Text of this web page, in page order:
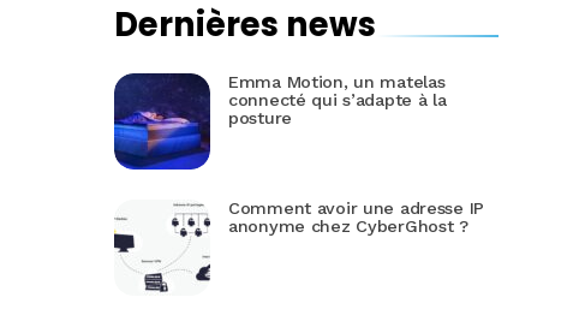
Dernières news
Emma Motion, un matelas
connecté qui s’adapte à la
posture
Comment avoir une adresse IP
anonyme chez CyberGhost ?